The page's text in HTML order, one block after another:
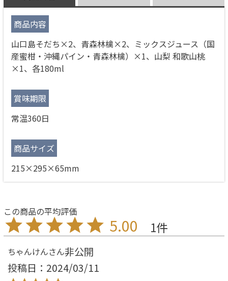
商品内容
山口島そだち×2、青森林檎×2、ミックスジュース（国
産蜜柑・沖縄パイン・青森林檎）×1、山梨 和歌山桃
×1、各180ml
賞味期限
常温360日
商品サイズ
215×295×65mm
5.00 1
ちゃんけん
非公開
投稿日
2024/03/11